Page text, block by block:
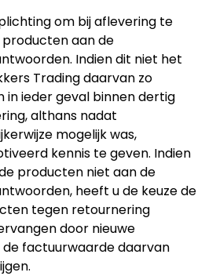
om bij aflevering te
aan de
Indien dit niet het
Trading daarvan zo
in ieder geval binnen dertig
althans nadat
mogelijk was,
kennis te geven. Indien
producten niet aan de
heeft u de keuze de
tegen retournering
door nieuwe
factuurwaarde daarvan